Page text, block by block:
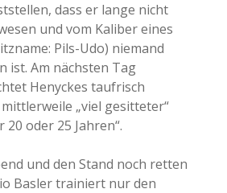
dass er lange nicht
und vom Kaliber eines
Pils-Udo) niemand
ist. Am nächsten Tag
Henyckes taufrisch
„viel gesitteter“
20 oder 25 Jahren“.
und den Stand noch retten
Basler trainiert nur den